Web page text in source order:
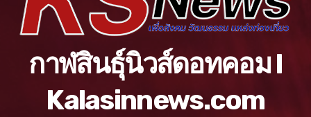
กาฬสินธุ์นิวส์ดอทคอม l
Kalasinnews.com